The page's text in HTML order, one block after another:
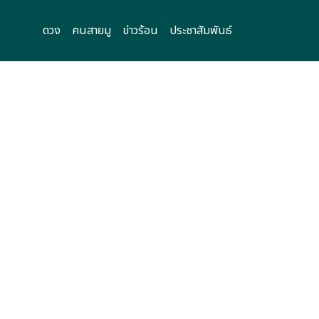
ดวง คนสายมู ข่าวร้อน ประชาสัมพันธ์